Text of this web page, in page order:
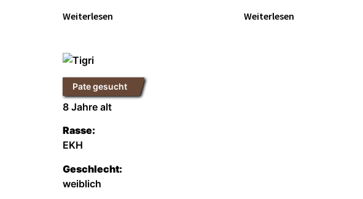
Weiterlesen
Weiterlesen
Pate gesucht
Tigri
8 Jahre alt
Rasse:
EKH
Geschlecht:
weiblich